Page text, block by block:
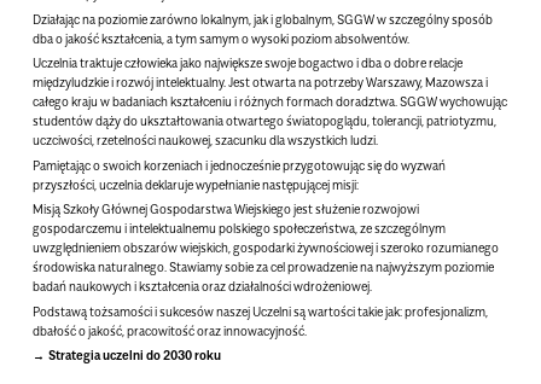
Działając na poziomie zarówno lokalnym, jak i globalnym, SGGW w szczególny sposób
dba o jakość kształcenia, a tym samym o wysoki poziom absolwentów.
Uczelnia traktuje człowieka jako największe swoje bogactwo i dba o dobre relacje
międzyludzkie i rozwój intelektualny. Jest otwarta na potrzeby Warszawy, Mazowsza i
całego kraju w badaniach kształceniu i różnych formach doradztwa. SGGW wychowując
studentów dąży do ukształtowania otwartego światopoglądu, tolerancji, patriotyzmu,
uczciwości, rzetelności naukowej, szacunku dla wszystkich ludzi.
Pamiętając o swoich korzeniach i jednocześnie przygotowując się do wyzwań
przyszłości, uczelnia deklaruje wypełnianie następującej misji:
Misją Szkoły Głównej Gospodarstwa Wiejskiego jest służenie rozwojowi
gospodarczemu i intelektualnemu polskiego społeczeństwa, ze szczególnym
uwzględnieniem obszarów wiejskich, gospodarki żywnościowej i szeroko rozumianego
środowiska naturalnego. Stawiamy sobie za cel prowadzenie na najwyższym poziomie
badań naukowych i kształcenia oraz działalności wdrożeniowej.
Podstawą tożsamości i sukcesów naszej Uczelni są wartości takie jak: profesjonalizm,
dbałość o jakość, pracowitość oraz innowacyjność.
Strategia uczelni do 2030 roku